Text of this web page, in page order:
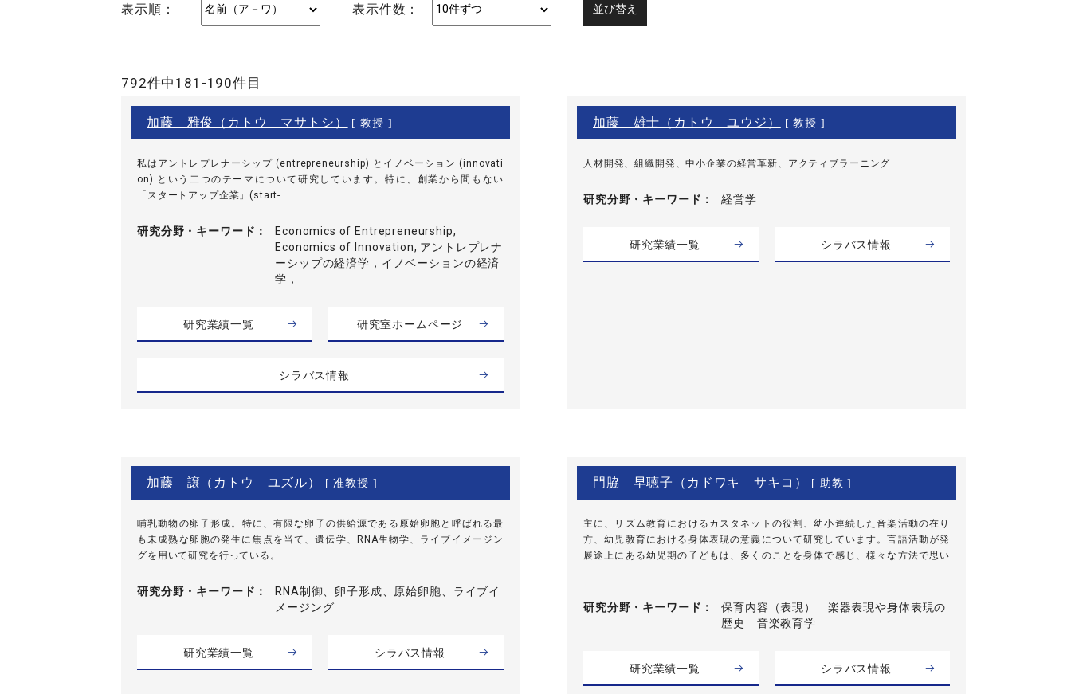
表示順： 表示件数：
792件中181-190件目
加藤 雅俊（カトウ マサトシ） [ 教授 ]
私はアントレプレナーシップ (entrepreneurship) とイノベーション (innovati
on) という二つのテーマについて研究しています。特に、創業から間もない
「スタートアップ企業」(start- ...
研究分野・ キーワード
Economics of Entrepreneurship,
Economics of Innovation, アントレプレナ
ーシップの経済学，イノベーションの経済
学，
研究業績一覧 研究室ホームページ
シラバス情報
加藤 雄士（カトウ ユウジ） [ 教授 ]
人材開発、組織開発、中小企業の経営革新、アクティブラーニング
研究分野・ キーワード 経営学
研究業績一覧 シラバス情報
加藤 譲（カトウ ユズル） [ 准教授 ]
哺乳動物の卵子形成。特に、有限な卵子の供給源である原始卵胞と呼ばれる最
も未成熟な卵胞の発生に焦点を当て、遺伝学、RNA生物学、ライブイメージン
グを用いて研究を行っている。
研究分野・ キーワード
RNA制御、卵子形成、原始卵胞、ライブイ
メージング
研究業績一覧 シラバス情報
門脇 早聴子（カドワキ サキコ） [ 助教 ]
主に、リズム教育におけるカスタネットの役割、幼小連続した音楽活動の在り
方、幼児教育における身体表現の意義について研究しています。言語活動が発
展途上にある幼児期の子どもは、多くのことを身体で感じ、様々な方法で思い
研究分野・ キーワード
保育内容（表現） 楽器表現や身体表現の
歴史 音楽教育学
研究業績一覧 シラバス情報